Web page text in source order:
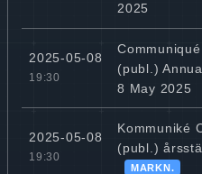
2025
2025-05-08
19:30
(publ.)
8 May 2025
2025-05-08
19:30
Kommuniké
(publ.)
MARKN.